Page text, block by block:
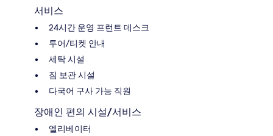
서비스
24시간 운영 프런트 데스크
투어/티켓 안내
세탁 시설
짐 보관 시설
다국어 구사 가능 직원
장애인 편의 시설/서비스
엘리베이터